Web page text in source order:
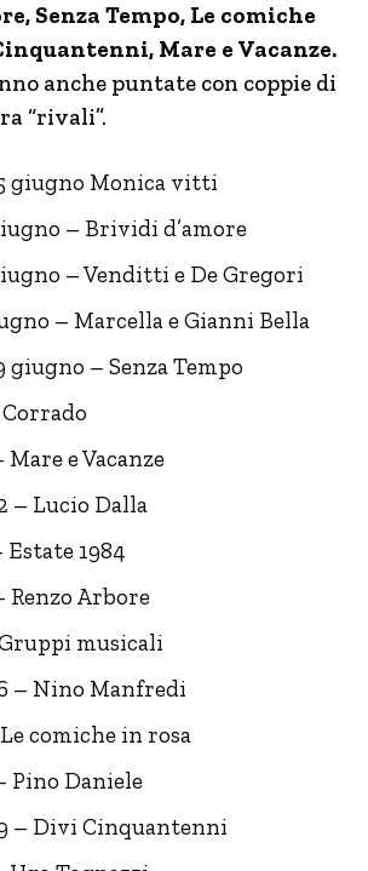
Senza Tempo, Le comiche
Mare e Vacanze.
anche puntate con coppie di
“rivali”.
giugno Monica vitti
– Brividi d’amore
– Venditti e De Gregori
– Marcella e Gianni Bella
giugno – Senza Tempo
e Vacanze
– Lucio Dalla
1984
Renzo Arbore
musicali
– Nino Manfredi
comiche in rosa
Pino Daniele
– Divi Cinquantenni